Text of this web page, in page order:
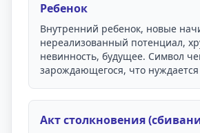
Ребенок
Внутренний ребенок, новые
нереализованный потенциал,
невинность, будущее. Символ
зарождающегося, что
Акт столкновения